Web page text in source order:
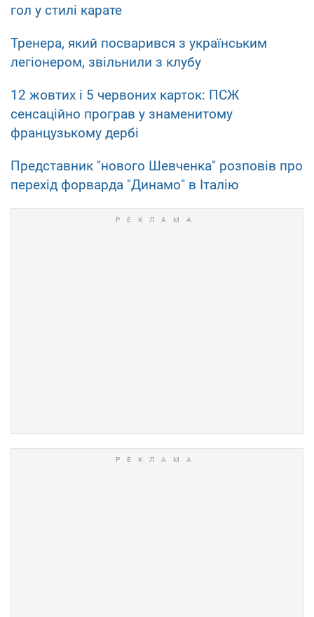
гол у стилі карате
Тренера, який посварився з українським
легіонером, звільнили з клубу
12 жовтих і 5 червоних карток: ПСЖ
сенсаційно програв у знаменитому
французькому дербі
Представник "нового Шевченка" розповів про
перехід форварда "Динамо" в Італію